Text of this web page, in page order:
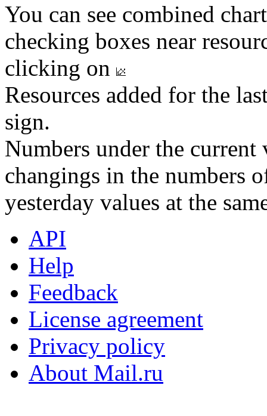
You can see combined
checking boxes near
clicking on
Resources added for the
sign.
Numbers under the
changings in the numbers
yesterday values at the
API
Help
Feedback
License agreement
Privacy policy
About Mail.ru